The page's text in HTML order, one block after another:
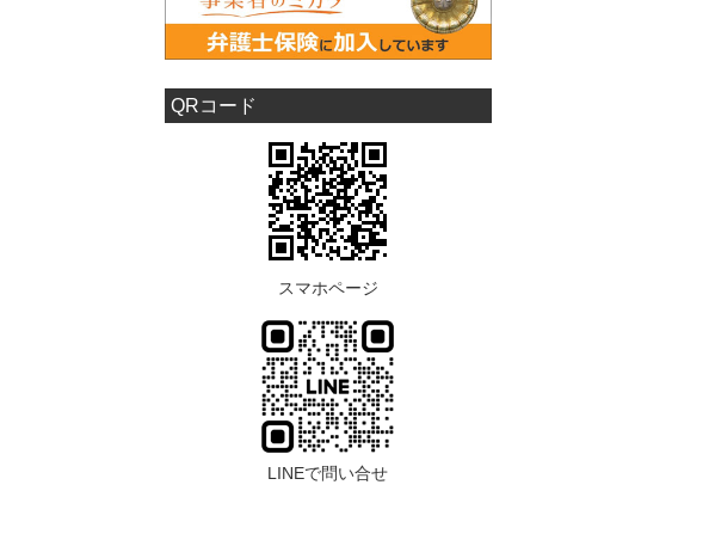
QRコード
スマホページ
LINEで問い合せ